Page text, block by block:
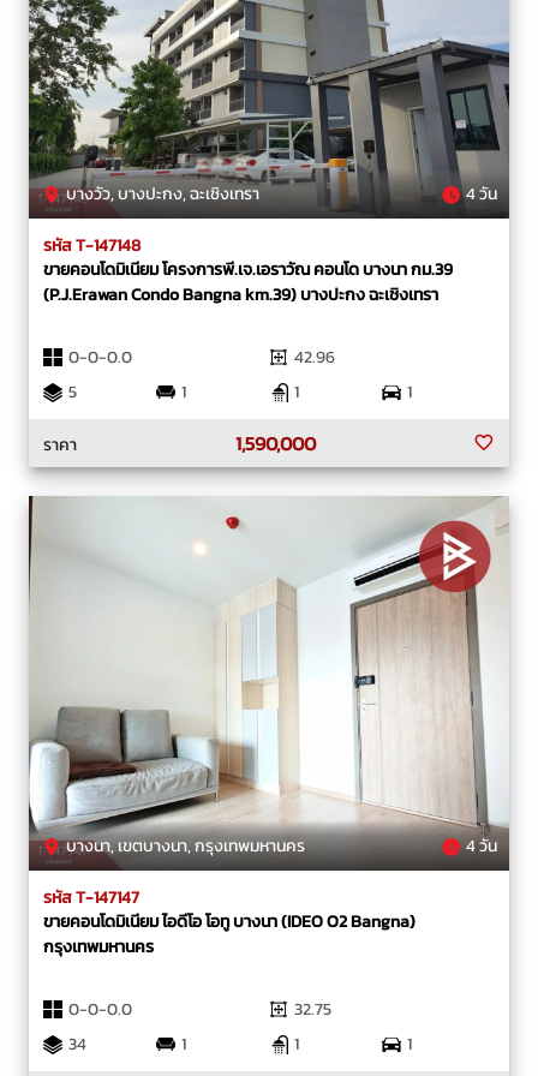
บางวัว, บางปะกง, ฉะเชิงเทรา 4 วัน
รหัส T-147148
ขายคอนโดมิเนียม โครงการพี.เจ.เอราวัณ คอนโด บางนา กม.39
(P.J.Erawan Condo Bangna km.39) บางปะกง ฉะเชิงเทรา
0-0-0.0
42.96
5
1 1
1
ราคา
1,590,000
บางนา, เขตบางนา, กรุงเทพมหานคร 4 วัน
รหัส T-147147
ขายคอนโดมิเนียม ไอดีโอ โอทู บางนา (IDEO O2 Bangna)
กรุงเทพมหานคร
0-0-0.0
32.75
34
1 1
1